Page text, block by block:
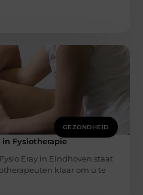
GEZONDHEID
in Fysiotherapie
Eray in Eindhoven staat
klaar om u te